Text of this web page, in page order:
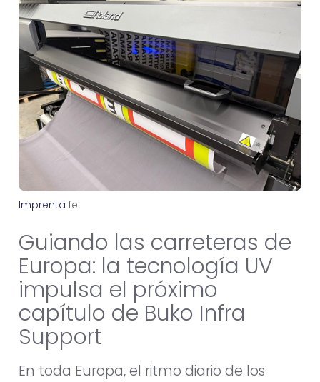
Imprenta fe
Guiando las carreteras de
Europa: la tecnología UV
impulsa el próximo
capítulo de Buko Infra
Support
En toda Europa, el ritmo diario de los